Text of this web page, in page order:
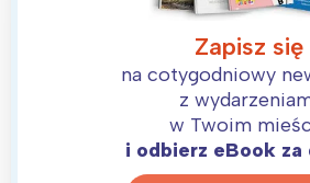
Zapisz się
na cotygodniowy
z
w Twoim
i odbierz eBook za
Interesują mnie
tego